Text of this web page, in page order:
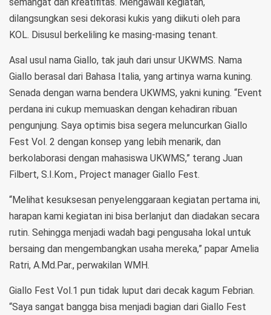
dilangsungkan sesi dekorasi kukis yang diikuti oleh para
KOL. Disusul berkeliling ke masing-masing tenant.
Asal usul nama Giallo, tak jauh dari unsur UKWMS. Nama
Giallo berasal dari Bahasa Italia, yang artinya warna kuning.
Senada dengan warna bendera UKWMS, yakni kuning. “Event
perdana ini cukup memuaskan dengan kehadiran ribuan
pengunjung. Saya optimis bisa segera meluncurkan Giallo
Fest Vol. 2 dengan konsep yang lebih menarik, dan
berkolaborasi dengan mahasiswa UKWMS,” terang Juan
Filbert, S.I.Kom., Project manager Giallo Fest.
“Melihat kesuksesan penyelenggaraan kegiatan pertama ini,
harapan kami kegiatan ini bisa berlanjut dan diadakan secara
rutin. Sehingga menjadi wadah bagi pengusaha lokal untuk
bersaing dan mengembangkan usaha mereka,” papar Amelia
Ratri, A.Md.Par., perwakilan WMH.
Giallo Fest Vol.1 pun tidak luput dari decak kagum Febrian.
“Saya sangat bangga bisa menjadi bagian dari Giallo Fest